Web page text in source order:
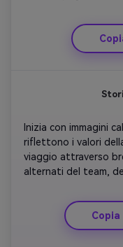
Termina
sconto. Mantenere
piattaforme come
Inizia con immagini
riflettono i valori
viaggio attraverso
alternati del team,
costruire un senso
sentito e un CTA di
coinvolgimento o le
Copia